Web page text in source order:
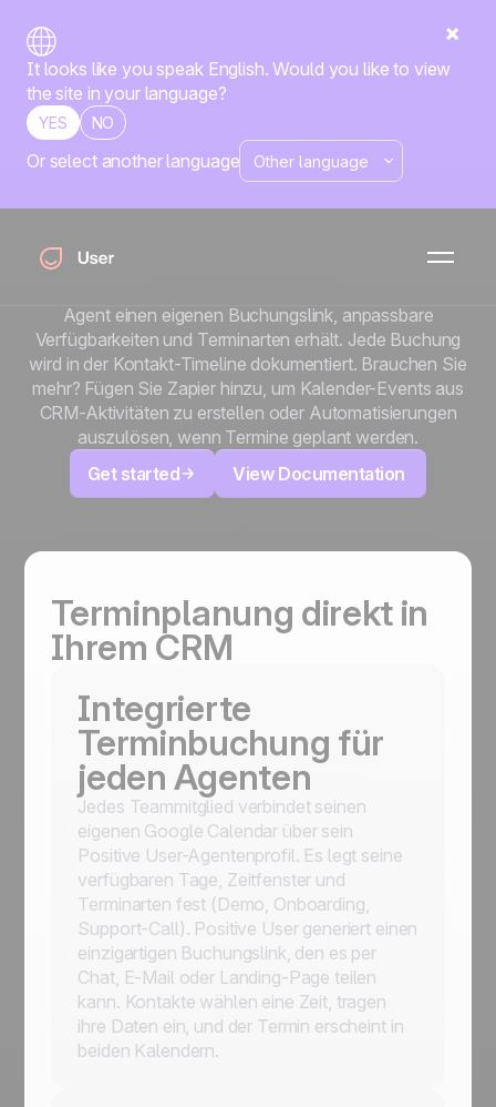
It looks like you speak English. Would you like to view
the site in your language?
YES NO
Or select another language
x
Google Calendar
Lassen Sie Ihre Kontakte Termine mit Ihrem Team
buchen, ohne langes Hin und Her. Positive User
Agent einen eigenen Buchungslink, anpassbare
Verfügbarkeiten und Terminarten erhält. Jede Buchung
wird in der Kontakt-Timeline dokumentiert. Brauchen Sie
mehr? Fügen Sie Zapier hinzu, um Kalender-Events aus
CRM-Aktivitäten zu erstellen oder Automatisierungen
auszulösen, wenn Termine geplant werden.
Get started
View Documentation
Terminplanung direkt in
Ihrem CRM
Integrierte
Terminbuchung für
jeden Agenten
Jedes Teammitglied verbindet seinen
eigenen Google Calendar über sein
Positive User-Agentenprofil. Es legt seine
verfügbaren Tage, Zeitfenster und
Terminarten fest (Demo, Onboarding,
Support-Call). Positive User generiert einen
einzigartigen Buchungslink, den es per
Chat, E-Mail oder Landing-Page teilen
kann. Kontakte wählen eine Zeit, tragen
ihre Daten ein, und der Termin erscheint in
beiden Kalendern.